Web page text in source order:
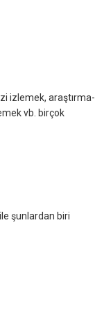
izlemek, araştırma-
vb. birçok
şunlardan biri